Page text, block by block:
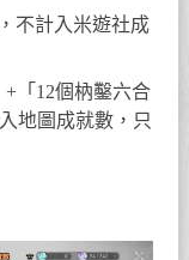
不計入米遊社成
+「12個枘鑿六合
地圖成就數，只